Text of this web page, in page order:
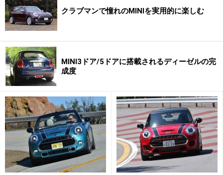
トでもあるのだけれど、乗り心地だ。現行のミニは、旧
型に比べると随分洗練されたライドフィールになってい
たが、クラブマンはホイールベースが長くなったせい
か、一段とマイルド。乗り心地という意味でも、日常性
はミニより上だと言っていい。
クルマのキャラからして、お似合いの乗り手は、老若問
わずオトコとオンナ+ペット。背伸びなんかしない！っ
て感じがして、格好いいと思う。
※記事内容は執筆時点のものです。最新の内容をご確認くださ
い。
クラブマンで憧れのMINIを実用的に楽しむ
MINI3ドア/5ドアに搭載されるディーゼルの完
成度